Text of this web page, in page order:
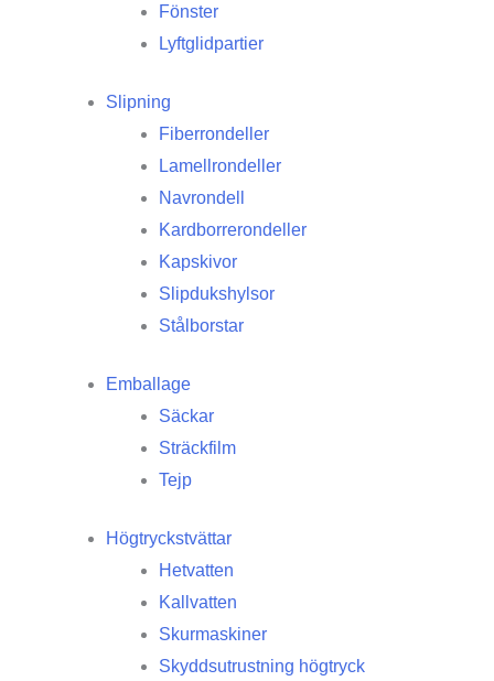
Fönster
Lyftglidpartier
Slipning
Fiberrondeller
Lamellrondeller
Navrondell
Kardborrerondeller
Kapskivor
Slipdukshylsor
Stålborstar
Emballage
Säckar
Sträckfilm
Tejp
Högtryckstvättar
Hetvatten
Kallvatten
Skurmaskiner
Skyddsutrustning högtryck